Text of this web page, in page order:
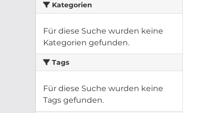
Kategorien
Für diese Suche wurden keine
Kategorien gefunden.
Tags
Für diese Suche wurden keine
Tags gefunden.